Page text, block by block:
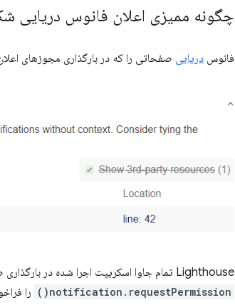
چگونه ممیزی اعلان فانوس
فانوس دریایی صفحاتی را که در بارگذاری مجوزهای
Lighthouse تمام جاوا اسکریپت اجرا شده در بارگذاری صفحه را بررسی می کند. اگر کد
notification.requestPermission() را